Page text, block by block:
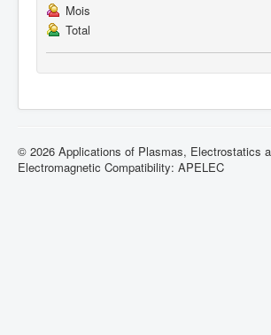
Mois
Total
© 2026 Applications of Plasmas, Electrostatics
Electromagnetic Compatibility: APELEC